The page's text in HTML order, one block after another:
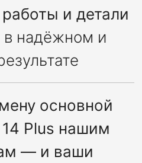
и детали
надёжном и
основной
Plus нашим
— и ваши